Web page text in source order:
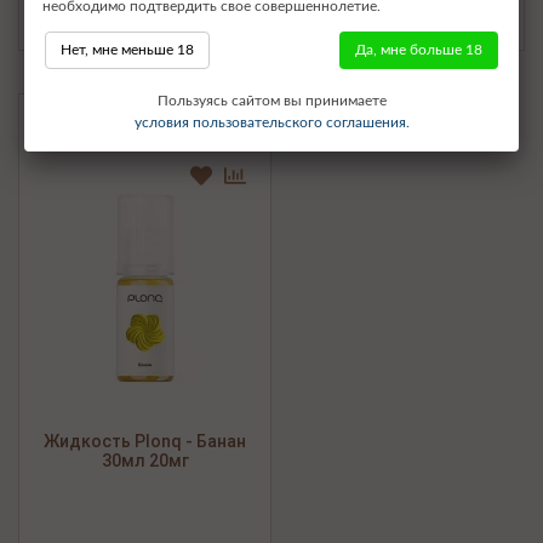
490 р. 490 р.
Бесплатная доставка
Жидкость Plonq - Банан
30мл 20мг
необходимо подтвердить свое совершеннолетие.
Нет, мне меньше 18 Да, мне больше 18
Пользуясь сайтом вы принимаете
условия пользовательского соглашения.